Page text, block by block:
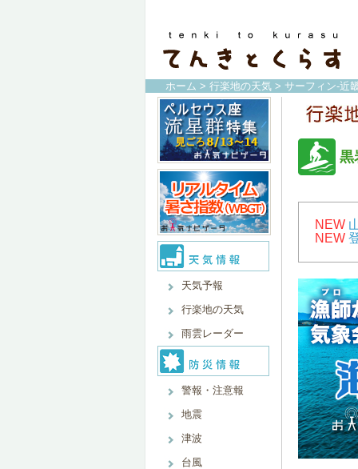
ホーム > 行楽地の天気 > サーフィン-近
天気予報
行楽地の天気
雨雲レーダー
警報・注意報
地震
津波
台風
黒
NEW
NEW